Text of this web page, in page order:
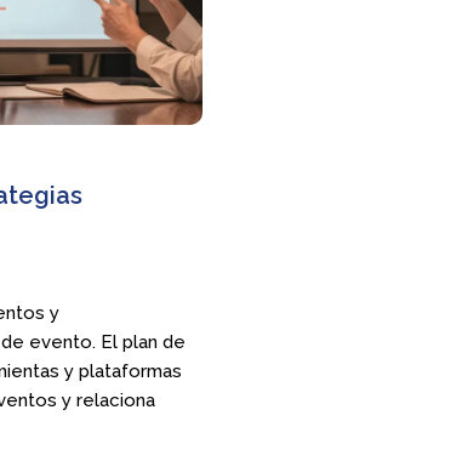
y
evento. El plan de
y plataformas
y relaciona